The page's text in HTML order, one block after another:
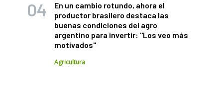
En un cambio rotundo, ahora el
productor brasilero destaca las
buenas condiciones del agro
argentino para invertir: "Los veo más
motivados"
Agricultura